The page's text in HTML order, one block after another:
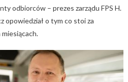
odbiorców – prezes zarządu FPS H.
opowiedział o tym co stoi za